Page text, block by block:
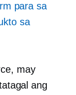
para sa
sa
may
ang